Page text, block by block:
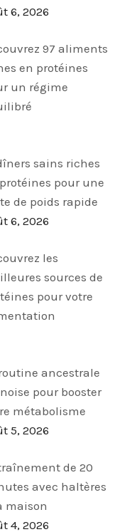
6, 2026
97 aliments
en protéines
un régime
sains riches
pour une
de poids rapide
6, 2026
les
sources de
pour votre
ancestrale
pour booster
métabolisme
5, 2026
de 20
avec haltères
maison
4, 2026